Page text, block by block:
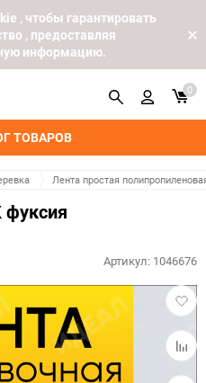
, чтобы гарантировать
, предоставляя
информацию.
ТОВАРОВ
0
Лента простая
фуксия
в
к
Артикул: 1046676